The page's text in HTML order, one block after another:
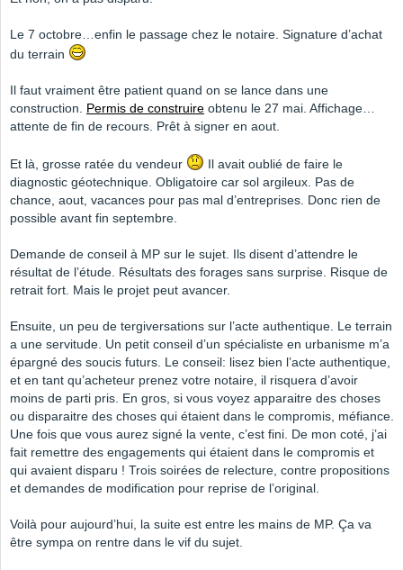
Le 7 octobre…enfin le passage chez le notaire. Signature d’achat
du terrain
Il faut vraiment être patient quand on se lance dans une
construction. Permis de construire obtenu le 27 mai. Affichage…
attente de fin de recours. Prêt à signer en aout.
Et là, grosse ratée du vendeur
Il avait oublié de faire le
diagnostic géotechnique. Obligatoire car sol argileux. Pas de
chance, aout, vacances pour pas mal d’entreprises. Donc rien de
possible avant fin septembre.
Demande de conseil à MP sur le sujet. Ils disent d’attendre le
résultat de l’étude. Résultats des forages sans surprise. Risque de
retrait fort. Mais le projet peut avancer.
Ensuite, un peu de tergiversations sur l’acte authentique. Le terrain
a une servitude. Un petit conseil d’un spécialiste en urbanisme m’a
épargné des soucis futurs. Le conseil: lisez bien l’acte authentique,
et en tant qu’acheteur prenez votre notaire, il risquera d’avoir
moins de parti pris. En gros, si vous voyez apparaitre des choses
ou disparaitre des choses qui étaient dans le compromis, méfiance.
Une fois que vous aurez signé la vente, c’est fini. De mon coté, j’ai
fait remettre des engagements qui étaient dans le compromis et
qui avaient disparu ! Trois soirées de relecture, contre propositions
et demandes de modification pour reprise de l’original.
Voilà pour aujourd’hui, la suite est entre les mains de MP. Ça va
être sympa on rentre dans le vif du sujet.